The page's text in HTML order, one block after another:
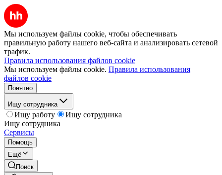
Мы используем файлы cookie, чтобы обеспечивать
правильную работу нашего веб-сайта и анализировать сетевой
трафик.
Правила использования файлов cookie
Мы используем файлы cookie. Правила использования
файлов cookie
Понятно
Ищу сотрудника
Ищу работу
Ищу сотрудника
Ищу сотрудника
Сервисы
Помощь
Ещё
Поиск